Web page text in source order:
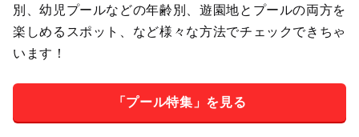
別、幼児プールなどの年齢別、遊園地とプールの両方を
楽しめるスポット、など様々な方法でチェックできちゃ
います！
「プール特集」を見る